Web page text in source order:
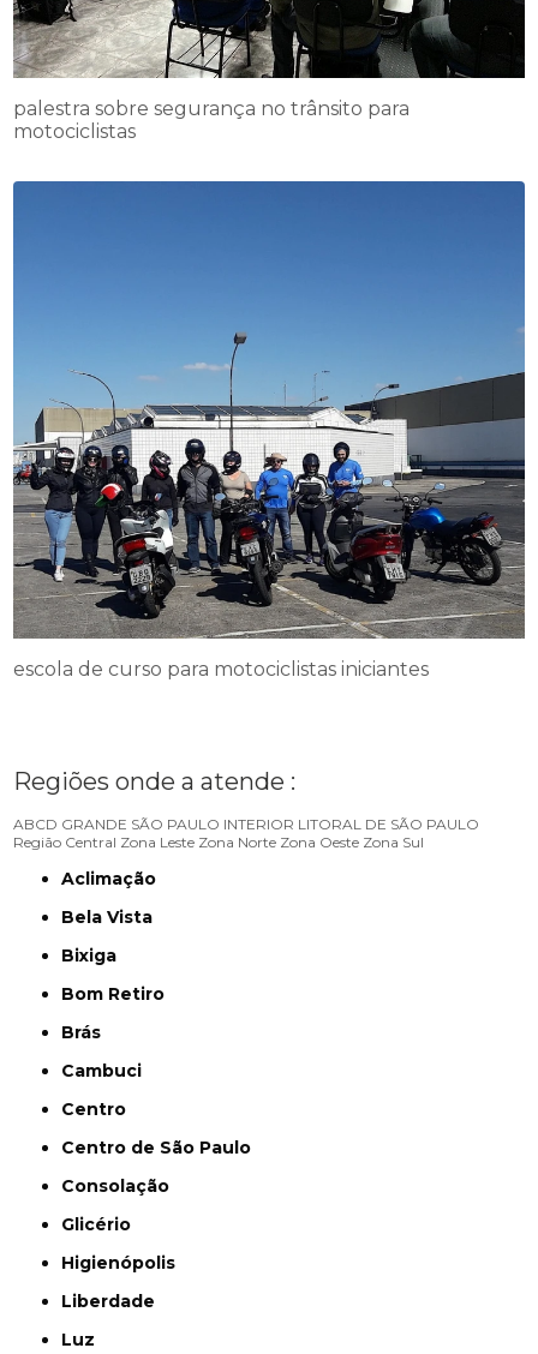
palestra sobre segurança no trânsito para
motociclistas
escola de curso para motociclistas iniciantes
Regiões onde a atende :
ABCD GRANDE SÃO PAULO INTERIOR LITORAL DE SÃO PAULO
Região Central Zona Leste Zona Norte Zona Oeste Zona Sul
Aclimação
Bela Vista
Bixiga
Bom Retiro
Brás
Cambuci
Centro
Centro de São Paulo
Consolação
Glicério
Higienópolis
Liberdade
Luz